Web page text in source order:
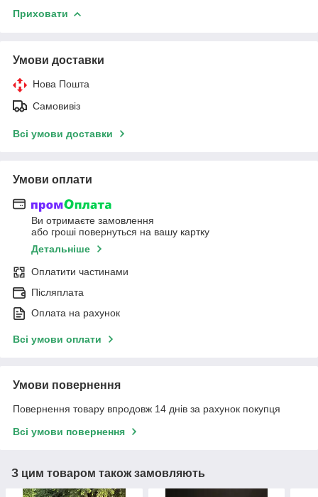
Приховати
Умови доставки
Нова Пошта
Самовивіз
Всі умови доставки
Умови оплати
Ви отримаєте замовлення
або гроші повернуться на вашу картку
Детальніше
Оплатити частинами
Післяплата
Оплата на рахунок
Всі умови оплати
Умови повернення
Повернення товару впродовж 14 днів за рахунок покупця
Всі умови повернення
З цим товаром також замовляють